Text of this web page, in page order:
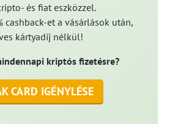
és fiat eszközzel.
cashback-et a vásárlások után,
kártyadíj nélkül!
kriptós fizetésre?
CARD IGÉNYLÉSE